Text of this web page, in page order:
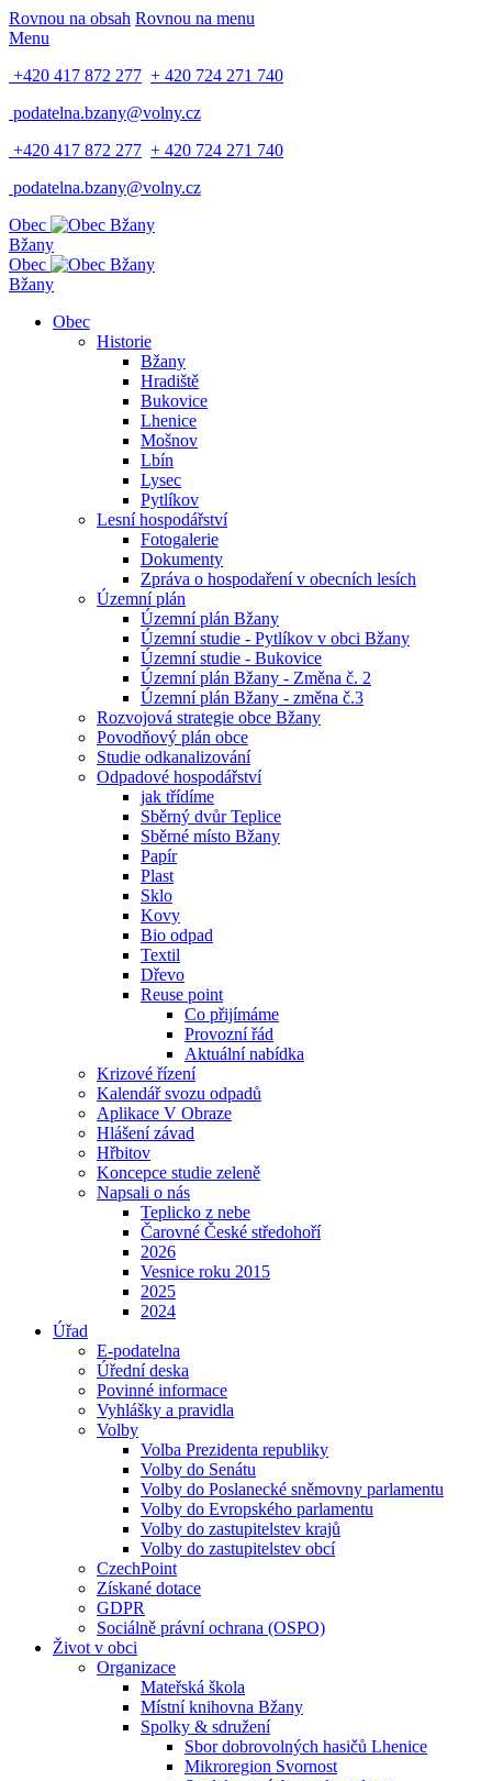
Rovnou na obsah Rovnou na menu
Menu
+420 417 872 277 + 420 724 271 740
podatelna.bzany@volny.cz
+420 417 872 277 + 420 724 271 740
podatelna.bzany@volny.cz
Obec
Bžany
Obec
Bžany
Obec
Historie
Bžany
Hradiště
Bukovice
Lhenice
Mošnov
Lbín
Lysec
Pytlíkov
Lesní hospodářství
Fotogalerie
Dokumenty
Zpráva o hospodaření v obecních lesích
Územní plán
Územní plán Bžany
Územní studie - Pytlíkov v obci Bžany
Územní studie - Bukovice
Územní plán Bžany - Změna č. 2
Územní plán Bžany - změna č.3
Rozvojová strategie obce Bžany
Povodňový plán obce
Studie odkanalizování
Odpadové hospodářství
jak třídíme
Sběrný dvůr Teplice
Sběrné místo Bžany
Papír
Plast
Sklo
Kovy
Bio odpad
Textil
Dřevo
Reuse point
Co přijímáme
Provozní řád
Aktuální nabídka
Krizové řízení
Kalendář svozu odpadů
Aplikace V Obraze
Hlášení závad
Hřbitov
Koncepce studie zeleně
Napsali o nás
Teplicko z nebe
Čarovné České středohoří
2026
Vesnice roku 2015
2025
2024
Úřad
E-podatelna
Úřední deska
Povinné informace
Vyhlášky a pravidla
Volby
Volba Prezidenta republiky
Volby do Senátu
Volby do Poslanecké sněmovny parlamentu
Volby do Evropského parlamentu
Volby do zastupitelstev krajů
Volby do zastupitelstev obcí
CzechPoint
Získané dotace
GDPR
Sociálně právní ochrana (OSPO)
Život v obci
Organizace
Mateřská škola
Místní knihovna Bžany
Spolky & sdružení
Sbor dobrovolných hasičů Lhenice
Mikroregion Svornost